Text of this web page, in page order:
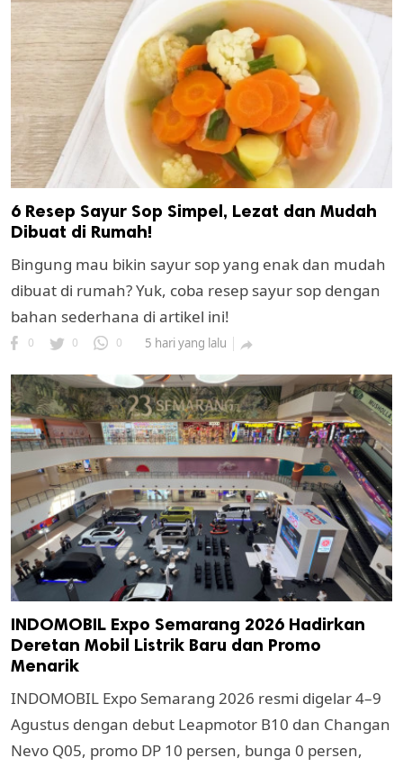
6 Resep Sayur Sop Simpel, Lezat dan Mudah
Dibuat di Rumah!
Bingung mau bikin sayur sop yang enak dan mudah
dibuat di rumah? Yuk, coba resep sayur sop dengan
bahan sederhana di artikel ini!
0 0 0 5 hari yang lalu 
INDOMOBIL Expo Semarang 2026 Hadirkan
Deretan Mobil Listrik Baru dan Promo
Menarik
INDOMOBIL Expo Semarang 2026 resmi digelar 4–9
Agustus dengan debut Leapmotor B10 dan Changan
Nevo Q05, promo DP 10 persen, bunga 0 persen,